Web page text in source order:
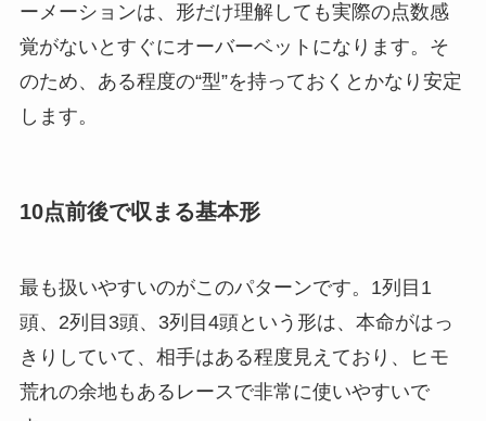
ーメーションは、形だけ理解しても実際の点数感
覚がないとすぐにオーバーベットになります。そ
のため、ある程度の“型”を持っておくとかなり安定
します。
10点前後で収まる基本形
最も扱いやすいのがこのパターンです。1列目1
頭、2列目3頭、3列目4頭という形は、本命がはっ
きりしていて、相手はある程度見えており、ヒモ
荒れの余地もあるレースで非常に使いやすいで